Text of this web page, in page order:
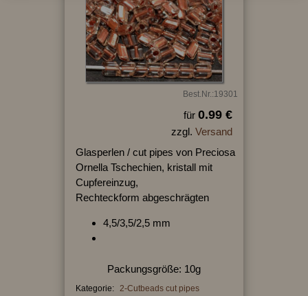
Best.Nr.:19301
für 0.99 €
zzgl. Versand
Glasperlen / cut pipes von Preciosa
Ornella Tschechien, kristall mit
Cupfereinzug,
Rechteckform abgeschrägten
4,5/3,5/2,5 mm
Packungsgröße: 10g
Kategorie: 2-Cutbeads cut pipes